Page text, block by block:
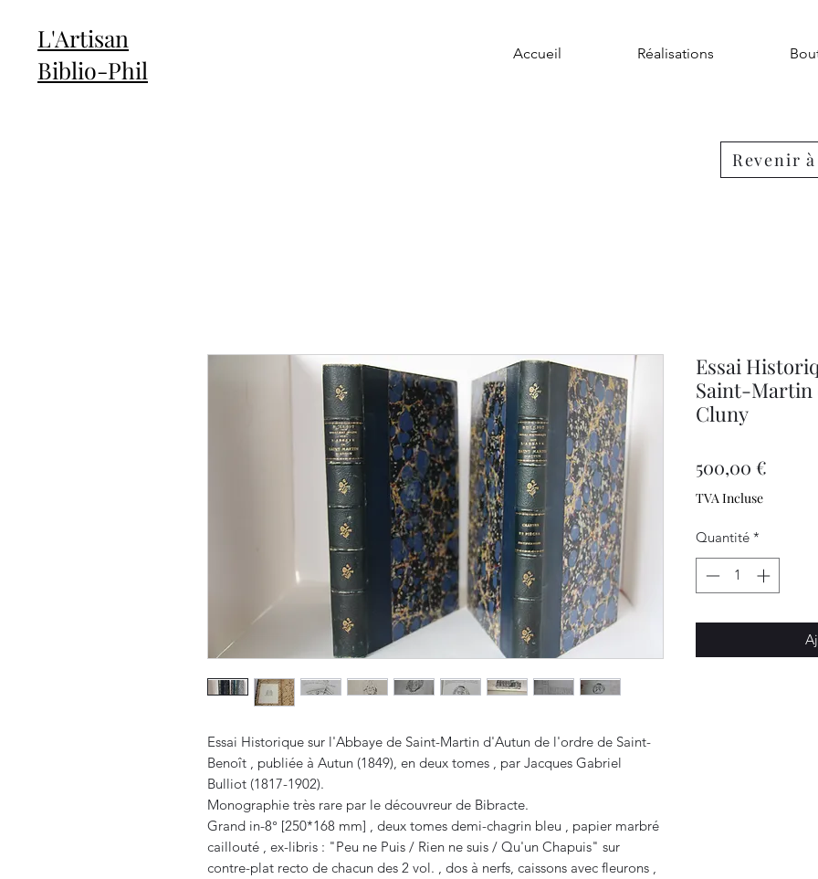
L'Artisan
Biblio-Phil
Accueil Réalisations
Revenir
Essai Historique sur l'Abbaye de Saint-Martin d'Autun de l'ordre de Saint-
Benoît , publiée à Autun (1849), en deux tomes , par Jacques Gabriel
Bulliot (1817-1902).
Monographie très rare par le découvreur de Bibracte.
Grand in-8° [250*168 mm] , deux tomes demi-chagrin bleu , papier marbré
caillouté , ex-libris : "Peu ne Puis / Rien ne suis / Qu'un Chapuis" sur
contre-plat recto de chacun des 2 vol. , dos à nerfs, caissons avec fleurons ,
Essai
Saint-Martin
Cluny
500,00 €
TVA Incluse
Quantité *